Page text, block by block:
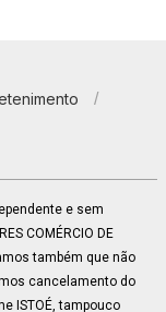
e sem
COMÉRCIO DE
também que não
cancelamento do
ISTOÉ, tampouco